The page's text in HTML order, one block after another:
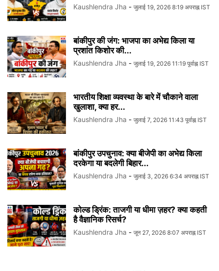
Kaushlendra Jha - जुलाई 19, 2026 8:19 अपराह्न IST
बांकीपुर की जंग: भाजपा का अभेद्य किला या
प्रशांत किशोर की...
Kaushlendra Jha - जुलाई 19, 2026 11:19 पूर्वाह्न IST
भारतीय शिक्षा व्यवस्था के बारे में चौकाने वाला
खुलाशा, क्या हर...
Kaushlendra Jha - जुलाई 7, 2026 11:43 पूर्वाह्न IST
बांकीपुर उपचुनाव: क्या बीजेपी का अभेद्य किला
दरकेगा या बदलेगी बिहार...
Kaushlendra Jha - जुलाई 3, 2026 6:34 अपराह्न IST
कोल्ड ड्रिंक: ताजगी या धीमा ज़हर? क्या कहती
है वैज्ञानिक रिसर्च?
Kaushlendra Jha - जून 27, 2026 8:07 अपराह्न IST